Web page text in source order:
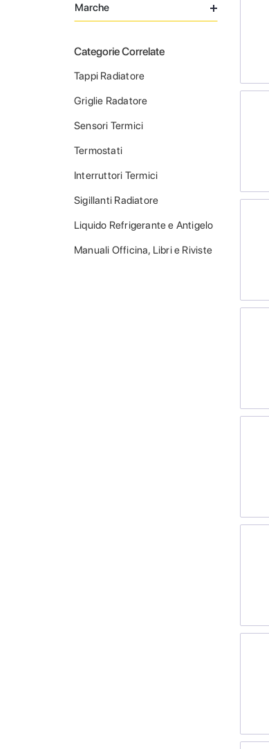
Marche
Categorie Correlate
Tappi Radiatore
Griglie Radatore
Sensori Termici
Termostati
Interruttori Termici
Sigillanti Radiatore
Liquido Refrigerante e Antigelo
Manuali Officina, Libri e Riviste